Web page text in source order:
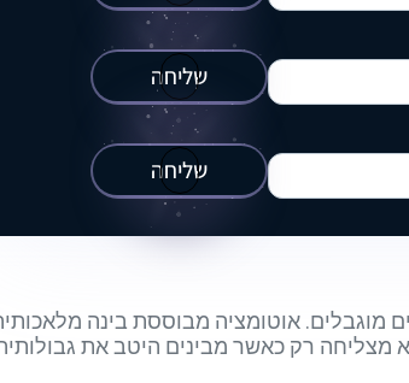
שליחה
שליחה
אוטומציה מבוססת בינה
מצליחה רק כאשר מבינים היטב את